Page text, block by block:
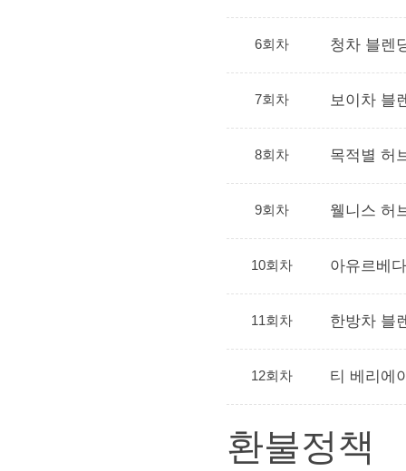
6회차 청차 블렌
7회차 보이차 블
8회차 목적별 허
9회차 웰니스 허
10회차 아유르베
11회차 한방차 블
12회차 티 베리에
환불정책